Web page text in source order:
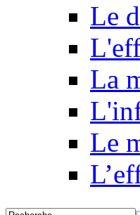
Le
La
Le